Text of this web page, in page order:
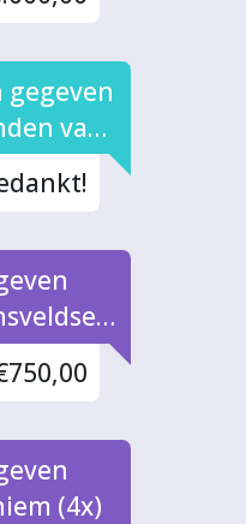
gegeven
van
(4x)